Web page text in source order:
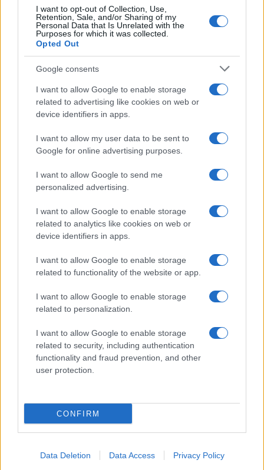
I want to opt-out of Collection, Use,
Retention, Sale, and/or Sharing of my
Personal Data that Is Unrelated with the
Purposes for which it was collected.
Opted Out
Google consents
I want to allow Google to enable storage
related to advertising like cookies on web or
device identifiers in apps.
I want to allow my user data to be sent to
Google for online advertising purposes.
I want to allow Google to send me
personalized advertising.
I want to allow Google to enable storage
related to analytics like cookies on web or
device identifiers in apps.
I want to allow Google to enable storage
related to functionality of the website or app.
I want to allow Google to enable storage
related to personalization.
I want to allow Google to enable storage
related to security, including authentication
functionality and fraud prevention, and other
user protection.
CONFIRM
Data Deletion Data Access Privacy Policy
Paolo Pinna
I nostri cari
I nostri cari
Giovannimaria Cabras
Vuoi rimanere sempre aggiornato?